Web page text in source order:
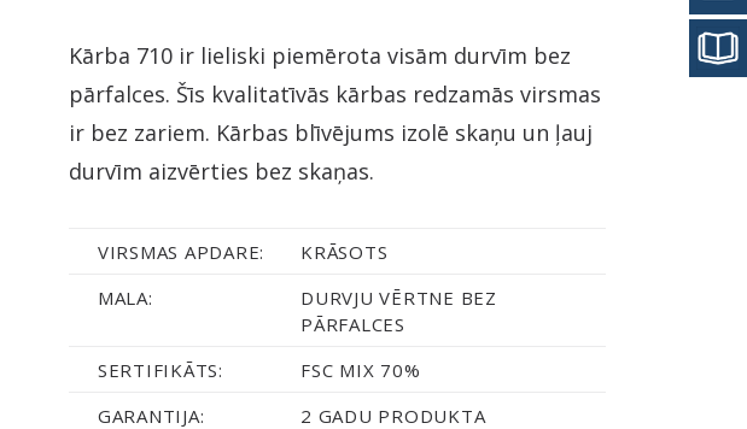
Kārba 710 ir lieliski piemērota visām durvīm bez
pārfalces. Šīs kvalitatīvās kārbas redzamās virsmas
ir bez zariem. Kārbas blīvējums izolē skaņu un ļauj
durvīm aizvērties bez skaņas.
VIRSMAS APDARE:
KRĀSOTS
MALA:
DURVJU VĒRTNE BEZ
PĀRFALCES
SERTIFIKĀTS:
FSC MIX 70%
GARANTIJA:
2 GADU PRODUKTA